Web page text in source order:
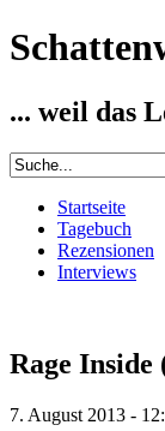
... weil das
Startseite
Tagebuch
Rezensionen
Interviews
Rage Inside
7. August 2013 -